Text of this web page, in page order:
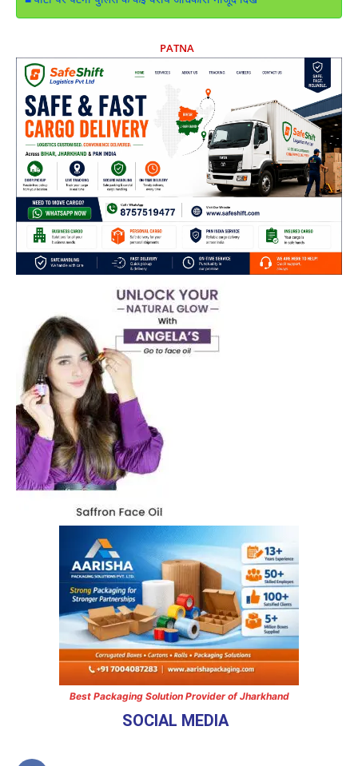
PATNA
Best Packaging Solution Provider of Jharkhand
SOCIAL MEDIA